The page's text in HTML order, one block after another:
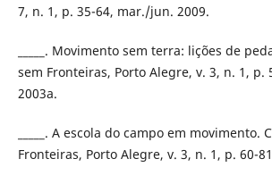
7, n. 1, p. 35-64, mar./jun. 2009.
_____. Movimento sem terra: lições de
sem Fronteiras, Porto Alegre, v. 3, n. 1, p.
2003a.
_____. A escola do campo em movimento.
Fronteiras, Porto Alegre, v. 3, n. 1, p. 60-